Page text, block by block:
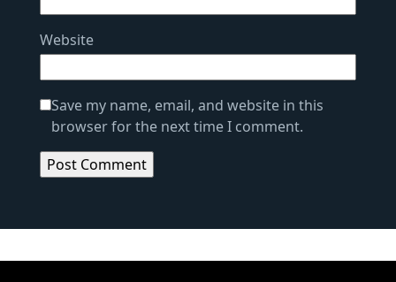
Website
Save my name, email, and website in this
browser for the next time I comment.